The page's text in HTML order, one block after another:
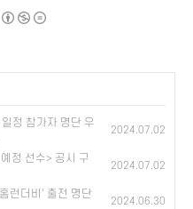
정 참가자 명단 우
2024.07.02
정 선수> 공시 구
2024.07.02
런더비' 출전 명단
2024.06.30